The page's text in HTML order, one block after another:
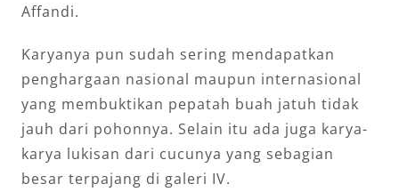
Affandi.
Karyanya pun sudah sering mendapatkan
penghargaan nasional maupun internasional
yang membuktikan pepatah buah jatuh tidak
jauh dari pohonnya. Selain itu ada juga karya-
karya lukisan dari cucunya yang sebagian
besar terpajang di galeri IV.